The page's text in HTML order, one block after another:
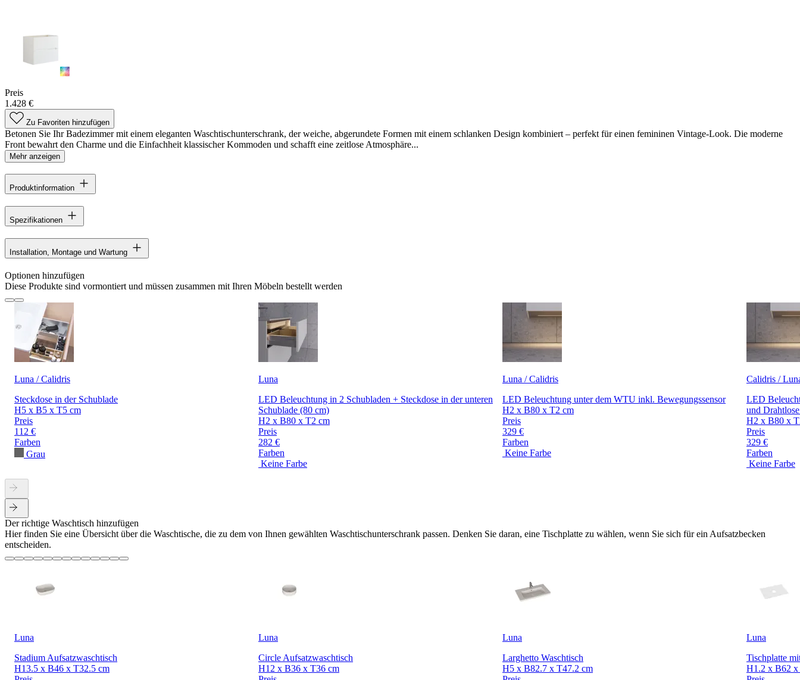
Preis
1.428 €
Zu Favoriten hinzufügen
Betonen Sie Ihr Badezimmer mit einem eleganten Waschtischunterschrank, der weiche, abgerundete Formen mit einem schlanken Design kombiniert – perfekt für einen femininen Vintage-Look. Die moderne
Front bewahrt den Charme und die Einfachheit klassischer Kommoden und schafft eine zeitlose Atmosphäre...
Mehr anzeigen
Produktinformation
Spezifikationen
Installation, Montage und Wartung
Optionen hinzufügen
Diese Produkte sind vormontiert und müssen zusammen mit Ihren Möbeln bestellt werden
Luna / Calidris
Steckdose in der Schublade
H5 x B5 x T5 cm
Preis
112 €
Farben
Grau
Luna
LED Beleuchtung in 2 Schubladen + Steckdose in der unteren
Schublade (80 cm)
H2 x B80 x T2 cm
Preis
282 €
Farben
Keine Farbe
Luna / Calidris
LED Beleuchtung unter dem WTU inkl. Bewegungssensor
H2 x B80 x T2 cm
Preis
329 €
Farben
Keine Farbe
Calidris /
LED
und
H2 x B80 x
Preis
329 €
Farben
Keine Farbe
Der richtige Waschtisch hinzufügen
Hier finden Sie eine Übersicht über die Waschtische, die zu dem von Ihnen gewählten Waschtischunterschrank passen. Denken Sie daran, eine Tischplatte zu wählen, wenn Sie sich für ein Aufsatzbecken
entscheiden.
Luna
Stadium Aufsatzwaschtisch
H13.5 x B46 x T32.5 cm
Luna
Circle Aufsatzwaschtisch
H12 x B36 x T36 cm
Luna
Larghetto Waschtisch
H5 x B82.7 x T47.2 cm
Luna
Tischplatte
H1.2 x B62 x